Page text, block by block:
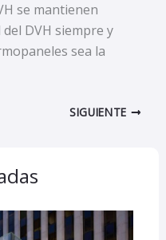
se mantienen
DVH siempre y
sea la
SIGUIENTE